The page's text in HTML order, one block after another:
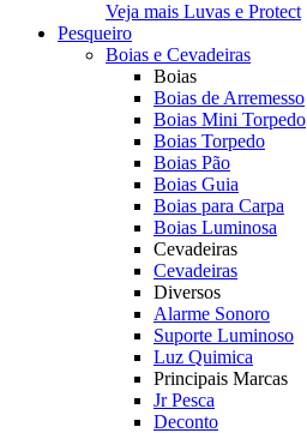
Veja mais Luvas e Protect
Pesqueiro
Boias e Cevadeiras
Boias
Boias de Arremesso
Boias Mini Torpedo
Boias Torpedo
Boias Pão
Boias Guia
Boias para Carpa
Boias Luminosa
Cevadeiras
Cevadeiras
Diversos
Alarme Sonoro
Suporte Luminoso
Luz Quimica
Principais Marcas
Jr Pesca
Deconto